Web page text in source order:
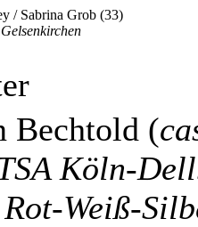
/ Sabrina Grob (33)
Bechtold (
Köln-
Weiß-